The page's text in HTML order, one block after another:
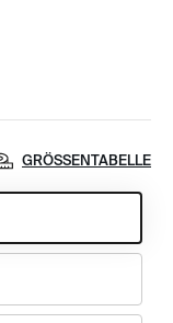
GRÖSSENTABELLE